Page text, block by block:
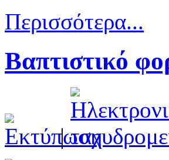
Περισσότερα...
Βαπτιστικό
|